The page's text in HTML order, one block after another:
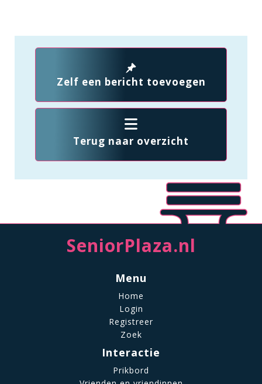
Zelf een bericht toevoegen
Terug naar overzicht
SeniorPlaza.nl
Menu
Home
Login
Registreer
Zoek
Interactie
Prikbord